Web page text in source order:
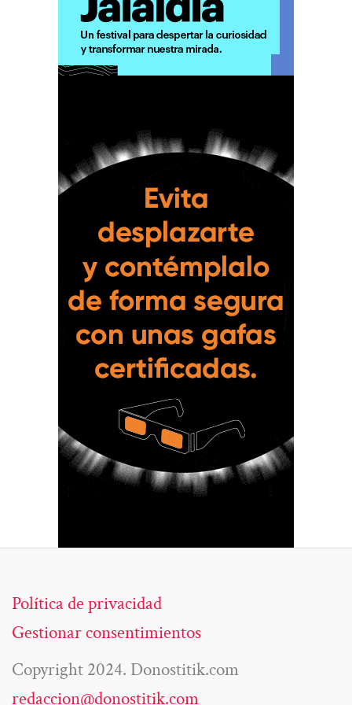
Política de privacidad
Gestionar consentimientos
Copyright 2024. Donostitik.com
redaccion@donostitik.com